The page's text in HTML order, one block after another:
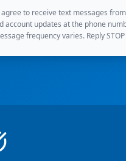
to receive text messages
account updates at the phone
frequency varies. Reply